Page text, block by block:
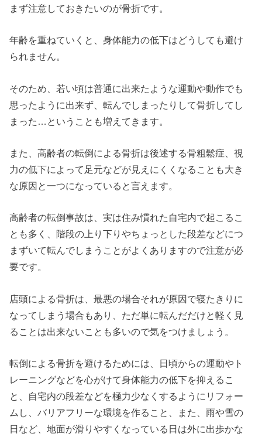
まず注意しておきたいのが骨折です。
年齢を重ねていくと、身体能力の低下はどうしても避け
られません。
そのため、若い頃は普通に出来たような運動や動作でも
思ったように出来ず、転んでしまったりして骨折してし
まった…ということも増えてきます。
また、高齢者の転倒による骨折は後述する骨粗鬆症、視
力の低下によって足元などが見えにくくなることも大き
な原因と一つになっていると言えます。
高齢者の転倒事故は、実は住み慣れた自宅内で起こるこ
とも多く、階段の上り下りやちょっとした段差などにつ
まずいて転んでしまうことがよくありますので注意が必
要です。
店頭による骨折は、最悪の場合それが原因で寝たきりに
なってしまう場合もあり、ただ単に転んだだけと軽く見
ることは出来ないことも多いので気をつけましょう。
転倒による骨折を避けるためには、日頃からの運動やト
レーニングなどを心がけて身体能力の低下を抑えるこ
と、自宅内の段差などを極力少なくするようにリフォー
ムし、バリアフリーな環境を作ること、また、雨や雪の
日など、地面が滑りやすくなっている日は外に出歩かな